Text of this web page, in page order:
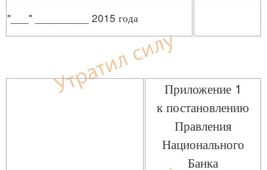
"___" _________ 2015 года
Приложение 1
к постановлению
Правления
Национального
Банка